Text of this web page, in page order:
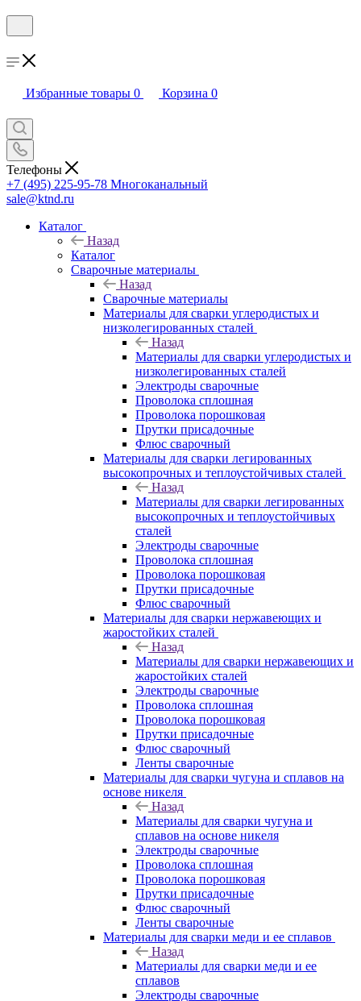
Избранные товары 0 Корзина 0
Телефоны
+7 (495) 225-95-78 Многоканальный
sale@ktnd.ru
Каталог
Назад
Каталог
Сварочные материалы
Назад
Сварочные материалы
Материалы для сварки углеродистых и
низколегированных сталей
Назад
Материалы для сварки углеродистых и
низколегированных сталей
Электроды сварочные
Проволока сплошная
Проволока порошковая
Прутки присадочные
Флюс сварочный
Материалы для сварки легированных
высокопрочных и теплоустойчивых сталей
Назад
Материалы для сварки легированных
высокопрочных и теплоустойчивых
сталей
Электроды сварочные
Проволока сплошная
Проволока порошковая
Прутки присадочные
Флюс сварочный
Материалы для сварки нержавеющих и
жаростойких сталей
Назад
Материалы для сварки нержавеющих и
жаростойких сталей
Электроды сварочные
Проволока сплошная
Проволока порошковая
Прутки присадочные
Флюс сварочный
Ленты сварочные
Материалы для сварки чугуна и сплавов на
основе никеля
Назад
Материалы для сварки чугуна и
сплавов на основе никеля
Электроды сварочные
Проволока сплошная
Проволока порошковая
Прутки присадочные
Флюс сварочный
Ленты сварочные
Материалы для сварки меди и ее сплавов
Назад
Материалы для сварки меди и ее
сплавов
Электроды сварочные